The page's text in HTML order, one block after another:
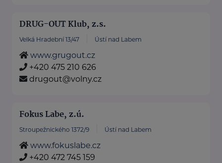
DRUG-OUT Klub, z.s.
Velká Hradební 13/47 Ústí nad Labem
www.grugout.cz
+420 475 210 626
drugout@volny.cz
Fokus Labe, z.ú.
Stroupežnického 1372/9 Ústí nad Labem
www.fokuslabe.cz
+420 472 745 159